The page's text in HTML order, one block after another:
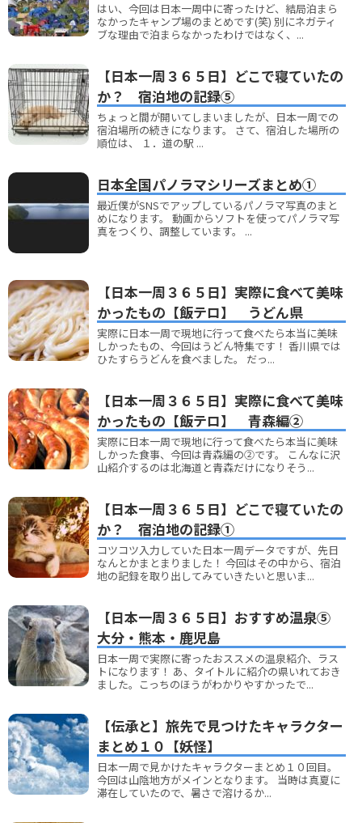
はい、今回は日本一周中に寄ったけど、結局泊まら
なかったキャンプ場のまとめです(笑) 別にネガティ
ブな理由で泊まらなかったわけではなく、...
【日本一周３６５日】どこで寝ていたの
か？ 宿泊地の記録⑤
ちょっと間が開いてしまいましたが、日本一周での
宿泊場所の続きになります。 さて、宿泊した場所の
順位は、 １．道の駅 ...
日本全国パノラマシリーズまとめ①
最近僕がSNSでアップしているパノラマ写真のまと
めになります。 動画からソフトを使ってパノラマ写
真をつくり、調整しています。 ...
【日本一周３６５日】実際に食べて美味
かったもの【飯テロ】 うどん県
実際に日本一周で現地に行って食べたら本当に美味
しかったもの、今回はうどん特集です！ 香川県では
ひたすらうどんを食べました。 だっ...
【日本一周３６５日】実際に食べて美味
かったもの【飯テロ】 青森編②
実際に日本一周で現地に行って食べたら本当に美味
しかった食事、今回は青森編の②です。 こんなに沢
山紹介するのは北海道と青森だけになりそう...
【日本一周３６５日】どこで寝ていたの
か？ 宿泊地の記録①
コツコツ入力していた日本一周データですが、先日
なんとかまとまりました！ 今回はその中から、宿泊
地の記録を取り出してみていきたいと思いま...
【日本一周３６５日】おすすめ温泉⑤
大分・熊本・鹿児島
日本一周で実際に寄ったおススメの温泉紹介、ラス
トになります！ あ、タイトルに紹介の県いれておき
ました。こっちのほうがわかりやすかったで...
【伝承と】旅先で見つけたキャラクター
まとめ１０【妖怪】
日本一周で見かけたキャラクターまとめ１０回目。
今回は山陰地方がメインとなります。 当時は真夏に
滞在していたので、暑さで溶けるか...